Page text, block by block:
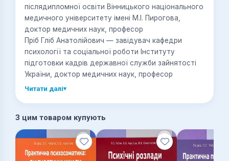
післядипломної освіти Вінницького національного
медичного університету імені М.І. Пирогова,
доктор медичних наук, професор
Пріб Гліб Анатолійович — завідувач кафедри
психології та соціальної роботи Інституту
підготовки кадрів державної служби зайнятості
України, доктор медичних наук, професор
Читати далі▾
З цим товаром купують